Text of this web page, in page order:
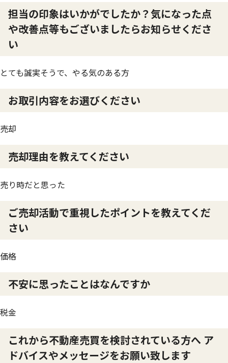
担当の印象はいかがでしたか？気になった点
や改善点等もございましたらお知らせくださ
い
とても誠実そうで、やる気のある方
お取引内容をお選びください
売却
売却理由を教えてください
売り時だと思った
ご売却活動で重視したポイントを教えてくだ
さい
価格
不安に思ったことはなんですか
税金
これから不動産売買を検討されている方へ ア
ドバイスやメッセージをお願い致します